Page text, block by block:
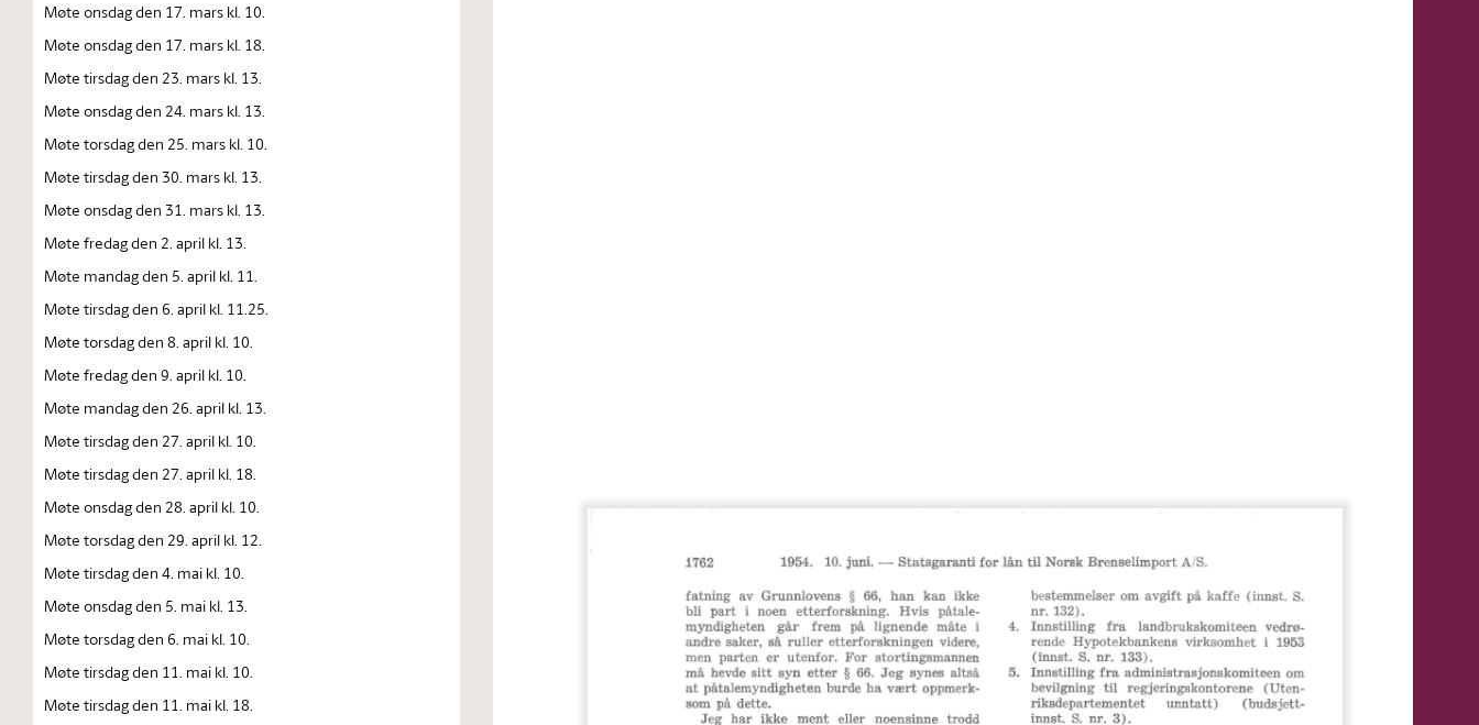
Møte onsdag den 17. mars kl. 10.
Møte onsdag den 17. mars kl. 18.
Møte tirsdag den 23. mars kl. 13.
Møte onsdag den 24. mars kl. 13.
Møte torsdag den 25. mars kl. 10.
Møte tirsdag den 30. mars kl. 13.
Møte onsdag den 31. mars kl. 13.
Møte fredag den 2. april kl. 13.
Møte mandag den 5. april kl. 11.
Møte tirsdag den 6. april kl. 11.25.
Møte torsdag den 8. april kl. 10.
Møte fredag den 9. april kl. 10.
Møte mandag den 26. april kl. 13.
Møte tirsdag den 27. april kl. 10.
Møte tirsdag den 27. april kl. 18.
Møte onsdag den 28. april kl. 10.
Møte torsdag den 29. april kl. 12.
Møte tirsdag den 4. mai kl. 10.
Møte onsdag den 5. mai kl. 13.
Møte torsdag den 6. mai kl. 10.
Møte tirsdag den 11. mai kl. 10.
Møte tirsdag den 11. mai kl. 18.